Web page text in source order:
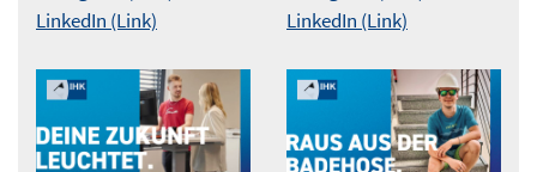
LinkedIn (Link)
LinkedIn (Link)